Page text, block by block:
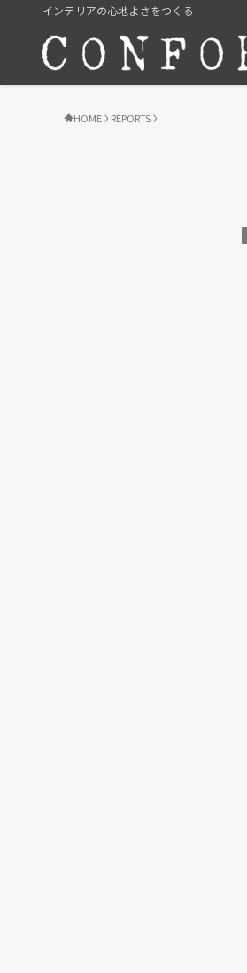
インテリアの心地よさをつくる
HOME REPORTS